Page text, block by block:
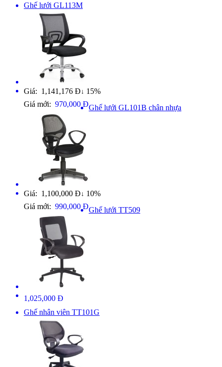
Ghế lưới GL113M
Giá: 1,141,176 Đ ↓ 15%
Giá mới: 970,000 ĐGhế lưới GL101B chân nhựa
Giá: 1,100,000 Đ ↓ 10%
Giá mới: 990,000 ĐGhế lưới TT509
1,025,000 Đ
Ghế nhân viên TT101G